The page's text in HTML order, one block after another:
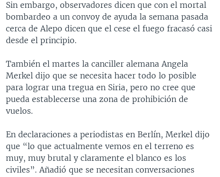
Sin embargo, observadores dicen que con el mortal
bombardeo a un convoy de ayuda la semana pasada
cerca de Alepo dicen que el cese el fuego fracasó casi
desde el principio.
También el martes la canciller alemana Angela
Merkel dijo que se necesita hacer todo lo posible
para lograr una tregua en Siria, pero no cree que
pueda establecerse una zona de prohibición de
vuelos.
En declaraciones a periodistas en Berlín, Merkel dijo
que “lo que actualmente vemos en el terreno es
muy, muy brutal y claramente el blanco es los
civiles”. Añadió que se necesitan conversaciones